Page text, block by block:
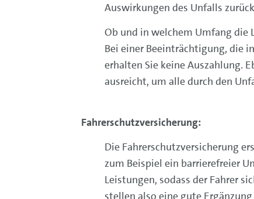
Auswirkungen des Unfalls
Ob und in welchem Umfang die
Bei einer Beeinträchtigung, die
erhalten Sie keine Auszahlung.
ausreicht, um alle durch den
Fahrerschutzversicherung:
Die Fahrerschutzversicherung
zum Beispiel ein barrierefreier
Leistungen, sodass der Fahrer
stellen also eine gute